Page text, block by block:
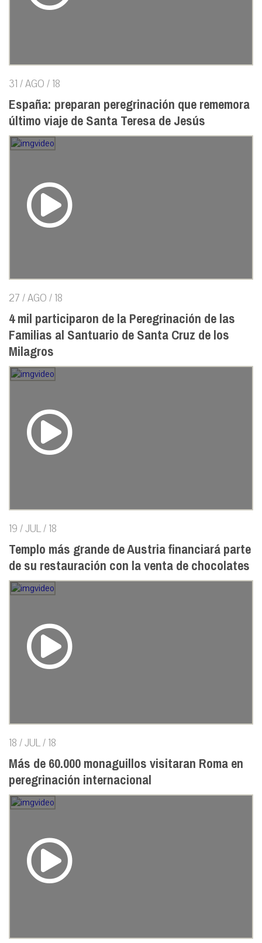
31 / AGO / 18
España: preparan peregrinación que rememora
último viaje de Santa Teresa de Jesús
27 / AGO / 18
4 mil participaron de la Peregrinación de las
Familias al Santuario de Santa Cruz de los
Milagros
19 / JUL / 18
Templo más grande de Austria financiará parte
de su restauración con la venta de chocolates
18 / JUL / 18
Más de 60.000 monaguillos visitaran Roma en
peregrinación internacional